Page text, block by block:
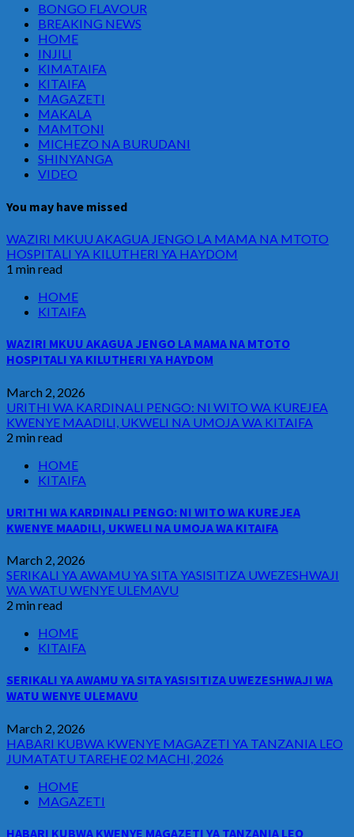
BONGO FLAVOUR
BREAKING NEWS
HOME
INJILI
KIMATAIFA
KITAIFA
MAGAZETI
MAKALA
MAMTONI
MICHEZO NA BURUDANI
SHINYANGA
VIDEO
You may have missed
WAZIRI MKUU AKAGUA JENGO LA MAMA NA MTOTO
HOSPITALI YA KILUTHERI YA HAYDOM
1 min read
HOME
KITAIFA
WAZIRI MKUU AKAGUA JENGO LA MAMA NA MTOTO
HOSPITALI YA KILUTHERI YA HAYDOM
March 2, 2026
URITHI WA KARDINALI PENGO: NI WITO WA KUREJEA
KWENYE MAADILI, UKWELI NA UMOJA WA KITAIFA
2 min read
HOME
KITAIFA
URITHI WA KARDINALI PENGO: NI WITO WA KUREJEA
KWENYE MAADILI, UKWELI NA UMOJA WA KITAIFA
March 2, 2026
SERIKALI YA AWAMU YA SITA YASISITIZA UWEZESHWAJI
WA WATU WENYE ULEMAVU
2 min read
HOME
KITAIFA
SERIKALI YA AWAMU YA SITA YASISITIZA UWEZESHWAJI WA
WATU WENYE ULEMAVU
March 2, 2026
HABARI KUBWA KWENYE MAGAZETI YA TANZANIA LEO
JUMATATU TAREHE 02 MACHI, 2026
HOME
MAGAZETI
HABARI KUBWA KWENYE MAGAZETI YA TANZANIA LEO